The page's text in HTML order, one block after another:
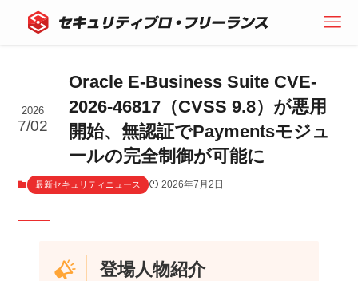
Oracle E-Business Suite CVE-
2026-46817（CVSS 9.8）が悪用
開始、無認証でPaymentsモジュ
ールの完全制御が可能に
2026
7/02
最新セキュリティニュース 2026年7月2日
登場人物紹介